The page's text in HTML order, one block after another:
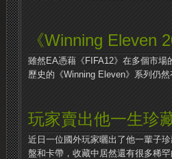
《Winning Eleven
雖然EA憑藉《FIFA12》在多個市
歷史的《Winning Eleven》系列仍
玩家賣出他一生珍
近日一位國外玩家曬出了他一輩子
盤和卡帶，收藏中居然還有很多稀